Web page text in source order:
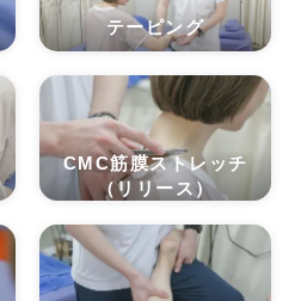
テーピング
CMC筋膜ストレッチ
（リリース）